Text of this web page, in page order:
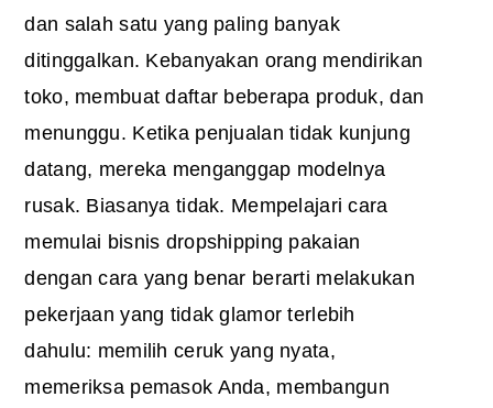
dan salah satu yang paling banyak
ditinggalkan. Kebanyakan orang mendirikan
toko, membuat daftar beberapa produk, dan
menunggu. Ketika penjualan tidak kunjung
datang, mereka menganggap modelnya
rusak. Biasanya tidak. Mempelajari cara
memulai bisnis dropshipping pakaian
dengan cara yang benar berarti melakukan
pekerjaan yang tidak glamor terlebih
dahulu: memilih ceruk yang nyata,
memeriksa pemasok Anda, membangun